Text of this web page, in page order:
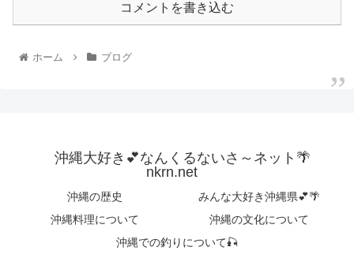
コメントを書き込む
ホーム ブログ
沖縄大好き💕なんくるないさ～ネット🌴
nkrn.net
沖縄の歴史
みんな大好き沖縄県💕🌴
沖縄料理について
沖縄の文化について
沖縄での釣りについて🎣